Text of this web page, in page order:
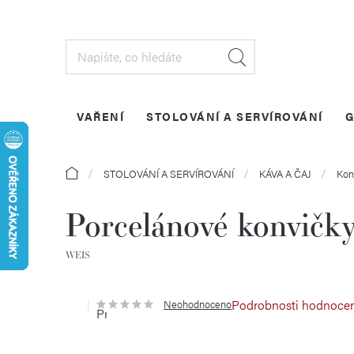
VAŘENÍ STOLOVÁNÍ A SERVÍROVÁNÍ
DomůSTOLOVÁNÍ A SERVÍROVÁNÍ KÁVA A ČAJ
Porcelánové
WEIS
Průměrné
hodnocení
NeohodnocenoPodrobnosti